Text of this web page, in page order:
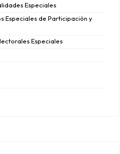
Especiales
Especiales de Participación y
Especiales